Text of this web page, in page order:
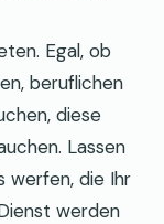
Egal, ob
beruflichen
diese
Lassen
werfen, die Ihr
werden